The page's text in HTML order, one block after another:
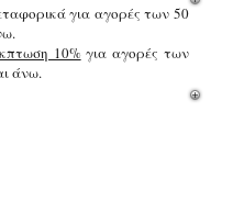
για αγορές των 50
10%για αγορές των
άνω.